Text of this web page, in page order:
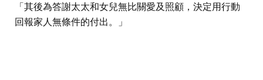
「其後為答謝太太和女兒無比關愛及照顧，決定用行動
回報家人無條件的付出。」